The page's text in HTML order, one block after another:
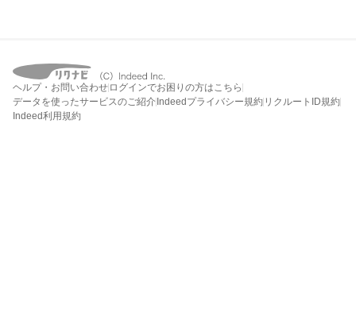
ヘルプ・お問い合わせ ログインでお困りの方はこちら
データを使ったサービスのご紹介 Indeedプライバシー規約 リクルートID規約
Indeed利用規約